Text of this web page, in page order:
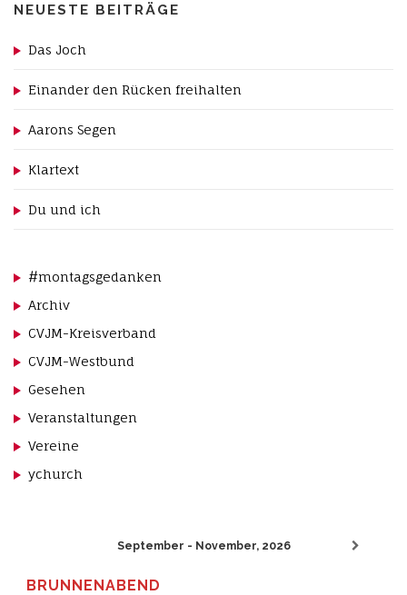
NEUESTE BEITRÄGE
Das Joch
Einander den Rücken freihalten
Aarons Segen
Klartext
Du und ich
#montagsgedanken
Archiv
CVJM-Kreisverband
CVJM-Westbund
Gesehen
Veranstaltungen
Vereine
ychurch
September - November, 2026
BRUNNENABEND